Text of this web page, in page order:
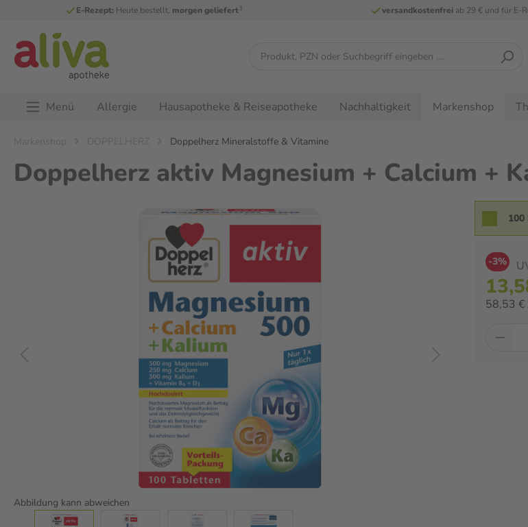
E-Rezept: Heute bestellt, morgen geliefert3 versandkostenfreiab 29 € und für E-
Menü Allergie Hausapotheke & Reiseapotheke Nachhaltigkeit Markenshop
Markenshop DOPPELHERZ Doppelherz Mineralstoffe & Vitamine
Doppelherz aktiv Magnesium + Calcium +
Abbildung kann abweichen
100
-3%
58,53 €